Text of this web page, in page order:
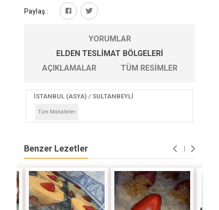
Paylaş :
YORUMLAR
ELDEN TESLIMAT BÖLGELERI
AÇIKLAMALAR
TÜM RESIMLER
İSTANBUL (ASYA) / SULTANBEYLİ
Tüm Mahalleler
Benzer Lezetler